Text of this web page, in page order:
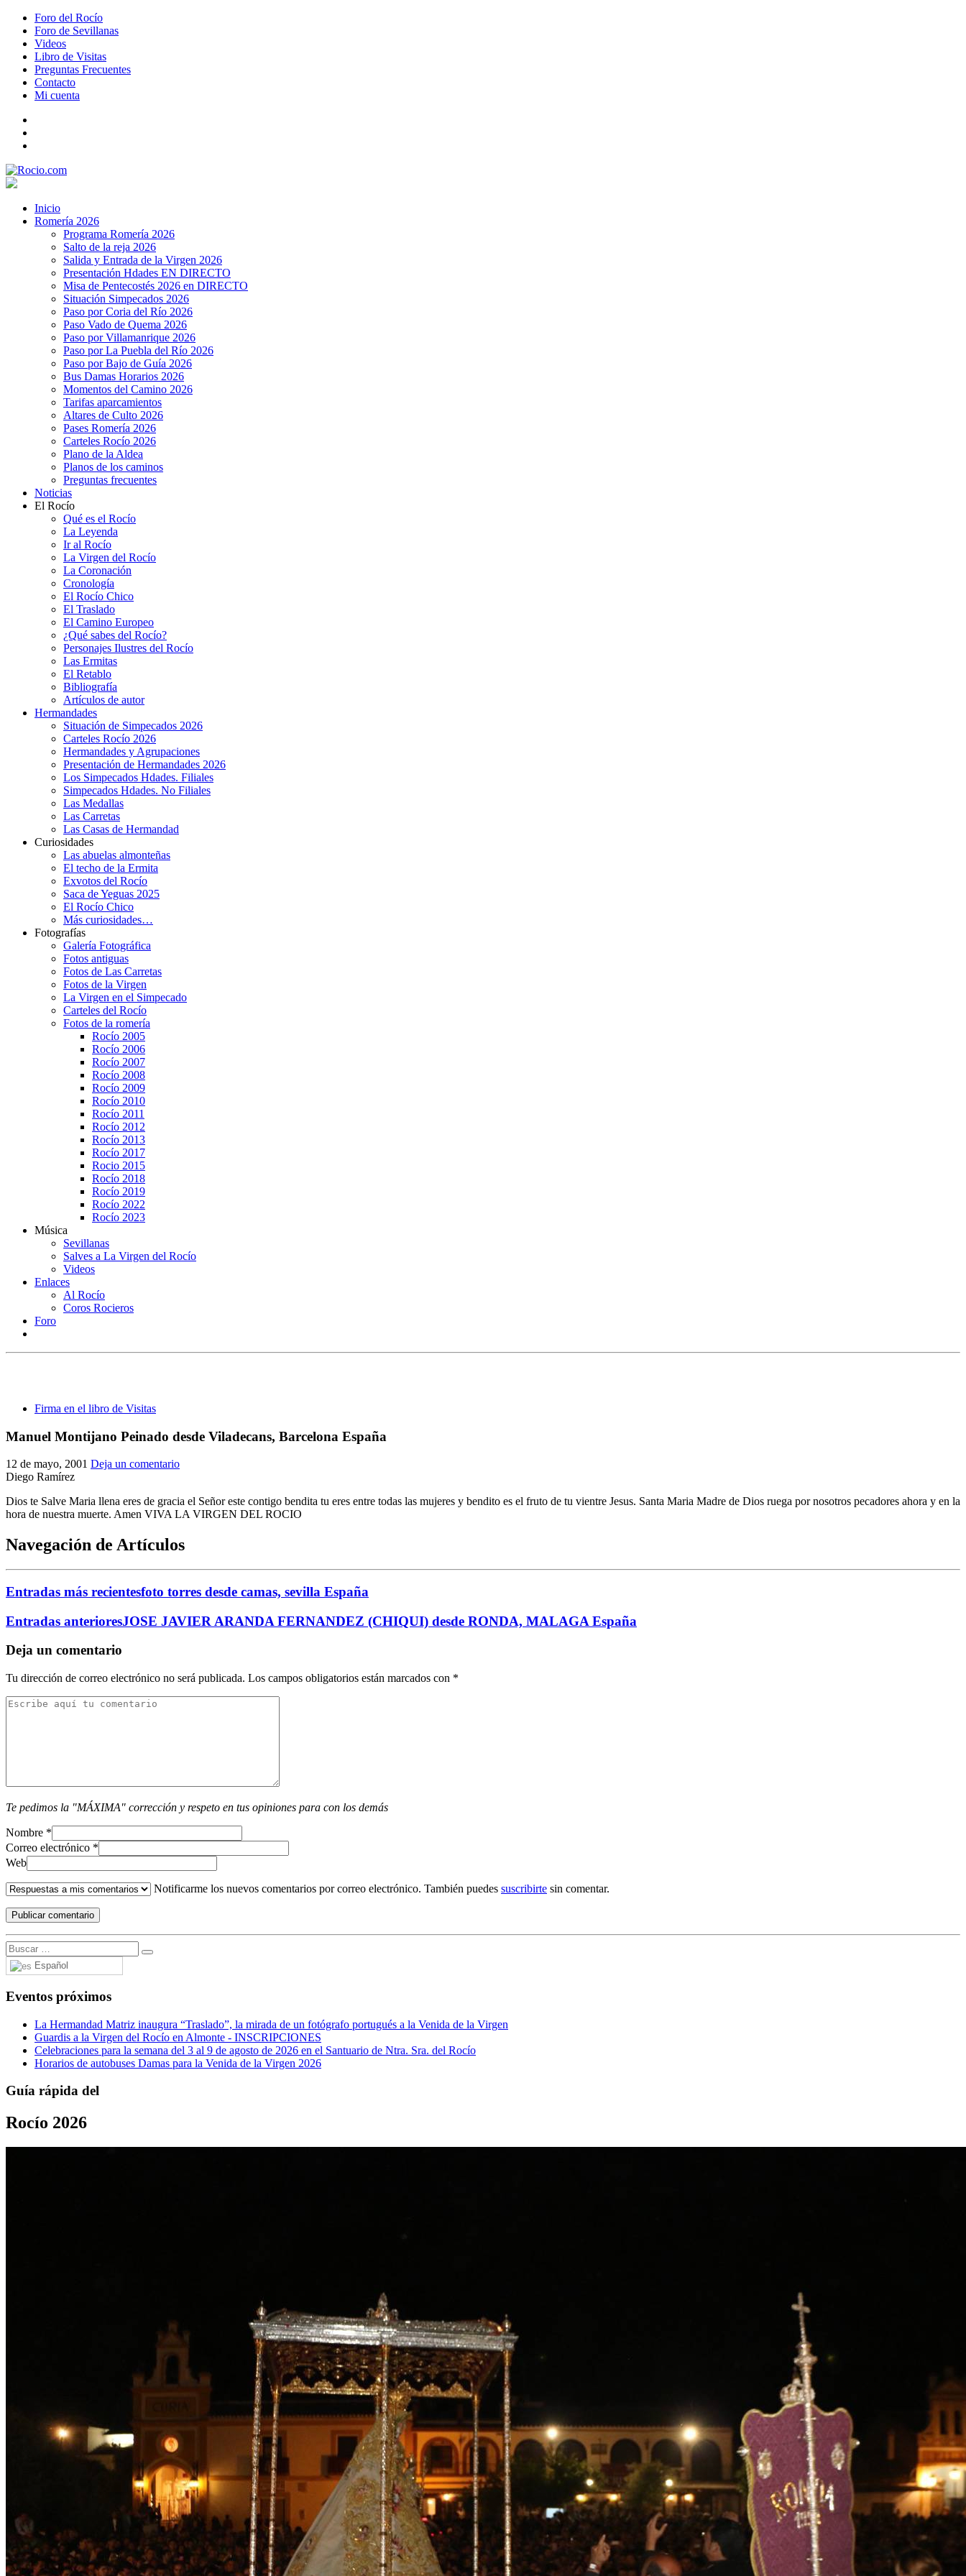
Foro del Rocío
Foro de Sevillanas
Videos
Libro de Visitas
Preguntas Frecuentes
Contacto
Mi cuenta
Inicio
Romería 2026
Programa Romería 2026
Salto de la reja 2026
Salida y Entrada de la Virgen 2026
Presentación Hdades EN DIRECTO
Misa de Pentecostés 2026 en DIRECTO
Situación Simpecados 2026
Paso por Coria del Río 2026
Paso Vado de Quema 2026
Paso por Villamanrique 2026
Paso por La Puebla del Río 2026
Paso por Bajo de Guía 2026
Bus Damas Horarios 2026
Momentos del Camino 2026
Tarifas aparcamientos
Altares de Culto 2026
Pases Romería 2026
Carteles Rocío 2026
Plano de la Aldea
Planos de los caminos
Preguntas frecuentes
Noticias
El Rocío
Qué es el Rocío
La Leyenda
Ir al Rocío
La Virgen del Rocío
La Coronación
Cronología
El Rocío Chico
El Traslado
El Camino Europeo
¿Qué sabes del Rocío?
Personajes Ilustres del Rocío
Las Ermitas
El Retablo
Bibliografía
Artículos de autor
Hermandades
Situación de Simpecados 2026
Carteles Rocío 2026
Hermandades y Agrupaciones
Presentación de Hermandades 2026
Los Simpecados Hdades. Filiales
Simpecados Hdades. No Filiales
Las Medallas
Las Carretas
Las Casas de Hermandad
Curiosidades
Las abuelas almonteñas
El techo de la Ermita
Exvotos del Rocío
Saca de Yeguas 2025
El Rocío Chico
Más curiosidades…
Fotografías
Galería Fotográfica
Fotos antiguas
Fotos de Las Carretas
Fotos de la Virgen
La Virgen en el Simpecado
Carteles del Rocío
Fotos de la romería
Rocío 2005
Rocío 2006
Rocío 2007
Rocío 2008
Rocío 2009
Rocío 2010
Rocío 2011
Rocío 2012
Rocío 2013
Rocío 2017
Rocio 2015
Rocío 2018
Rocío 2019
Rocío 2022
Rocío 2023
Música
Sevillanas
Salves a La Virgen del Rocío
Videos
Enlaces
Al Rocío
Coros Rocieros
Foro
Firma en el libro de Visitas
Manuel Montijano Peinado desde Viladecans, Barcelona España
12 de mayo, 2001 Deja un comentario
Diego Ramírez
Dios te Salve Maria llena eres de gracia el Señor este contigo bendita tu eres entre todas las mujeres y bendito es el fruto de tu vientre Jesus. Santa Maria Madre de Dios ruega por nosotros pecadores ahora y en la
hora de nuestra muerte. Amen VIVA LA VIRGEN DEL ROCIO
Navegación de Artículos
Entradas más recientesfoto torres desde camas, sevilla España
Entradas anterioresJOSE JAVIER ARANDA FERNANDEZ (CHIQUI) desde RONDA, MALAGA España
Deja un comentario
Tu dirección de correo electrónico no será publicada. Los campos obligatorios están marcados con *
Te pedimos la "MÁXIMA" corrección y respeto en tus opiniones para con los demás
Nombre *
Correo electrónico *
Web
Notificarme los nuevos comentarios por correo electrónico. También puedes suscribirte sin comentar.
Español
Eventos próximos
La Hermandad Matriz inaugura “Traslado”, la mirada de un fotógrafo portugués a la Venida de la Virgen
Guardis a la Virgen del Rocío en Almonte - INSCRIPCIONES
Celebraciones para la semana del 3 al 9 de agosto de 2026 en el Santuario de Ntra. Sra. del Rocío
Horarios de autobuses Damas para la Venida de la Virgen 2026
Guía rápida del
Rocío 2026